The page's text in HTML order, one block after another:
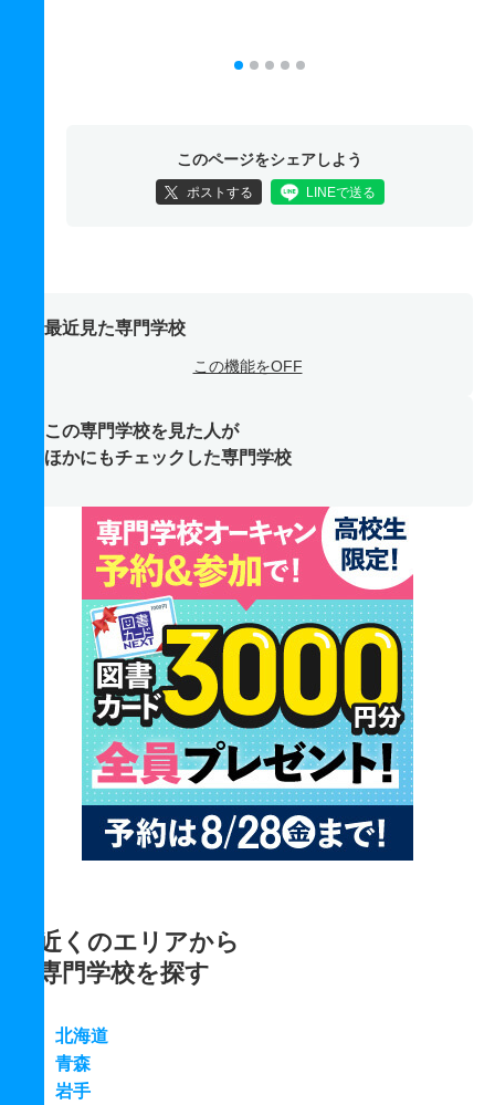
このページをシェアしよう
ポストする LINEで送る
最近見た専門学校
この機能をOFF
この専門学校を見た人が
ほかにもチェックした専門学校
近くのエリアから
専門学校を探す
北海道
青森
岩手